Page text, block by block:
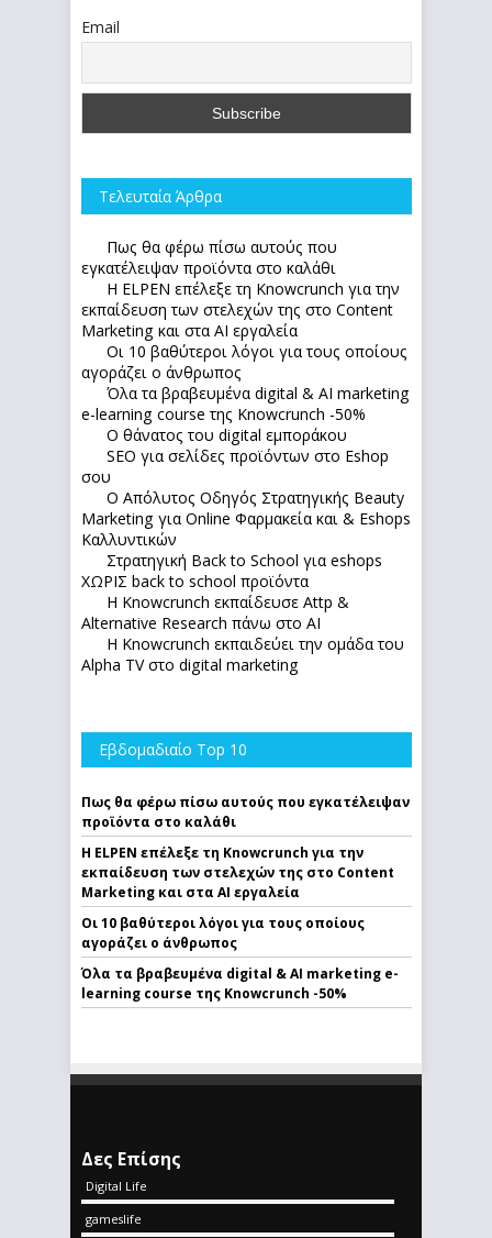
Email
Τελευταία Άρθρα
Πως θα φέρω πίσω αυτούς που
εγκατέλειψαν προϊόντα στο καλάθι
Η ELPEN επέλεξε τη Knowcrunch για την
εκπαίδευση των στελεχών της στο Content
Marketing και στα AI εργαλεία
Οι 10 βαθύτεροι λόγοι για τους οποίους
αγοράζει ο άνθρωπος
Όλα τα βραβευμένα digital & AI marketing
e-learning course της Knowcrunch -50%
Ο θάνατος του digital εμποράκου
SEO για σελίδες προϊόντων στο Eshop
σου
Ο Απόλυτoς Οδηγός Στρατηγικής Beauty
Marketing για Online Φαρμακεία και & Eshops
Καλλυντικών
Στρατηγική Back to School για eshops
ΧΩΡΙΣ back to school προϊόντα
Η Knowcrunch εκπαίδευσε Attp &
Alternative Research πάνω στο ΑΙ
Η Knowcrunch εκπαιδεύει την ομάδα του
Alpha TV στο digital marketing
Εβδομαδιαίο Top 10
Πως θα φέρω πίσω αυτούς που εγκατέλειψαν
προϊόντα στο καλάθι
Η ELPEN επέλεξε τη Knowcrunch για την
εκπαίδευση των στελεχών της στο Content
Marketing και στα AI εργαλεία
Οι 10 βαθύτεροι λόγοι για τους οποίους
αγοράζει ο άνθρωπος
Όλα τα βραβευμένα digital & AI marketing e-
learning course της Knowcrunch -50%
Δες Επίσης
Digital Life
gameslife